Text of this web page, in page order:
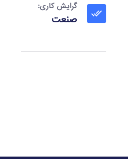
گرایش کاری:
صنعت